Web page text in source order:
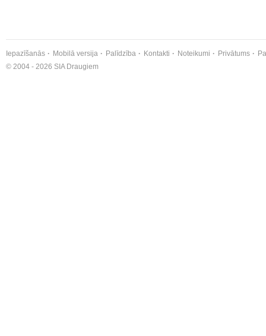
Iepazīšanās Mobilā versija Palīdzība Kontakti Noteikumi Privātums
© 2004 - 2026 SIA Draugiem